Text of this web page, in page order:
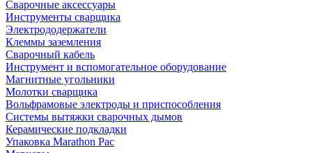
Сварочные аксессуары
Инструменты сварщика
Электрододержатели
Клеммы заземления
Сварочный кабель
Инструмент и вспомогательное оборудование
Магнитные угольники
Молотки сварщика
Вольфрамовые электроды и приспособления
Системы вытяжки сварочных дымов
Керамические подкладки
Упаковка Marathon Pac